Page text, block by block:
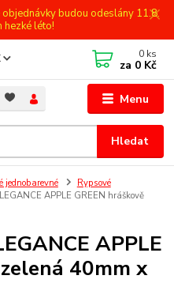
budou odeslány 11.8.
hezké léto!
Menu
Hledat
0 ks
za 0 Kč
jednobarevné
Rypsové
APPLE GREEN hráškově
APPLE
40mm x